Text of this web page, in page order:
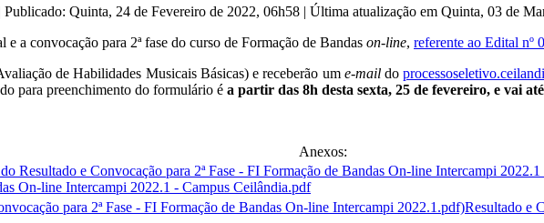
Publicado: Quinta, 24 de Fevereiro de 2022, 06h58 | Última atualização em Quinta, 03 de
a convocação para 2ª fase do curso de Formação de Bandas on-line, referente ao Edital nº
de Habilidades Musicais Básicas) e receberão um e-maildo
para preenchimento do formulário é a partir das 8h desta sexta, 25 de fevereiro, e vai
Anexos:
On-line Intercampi 2022.1 - Campus Ceilândia.pdf
Resultado e